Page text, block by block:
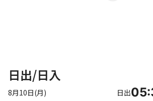
日出/日入
8月10日(月) 日出